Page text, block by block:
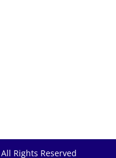
All Rights Reserved